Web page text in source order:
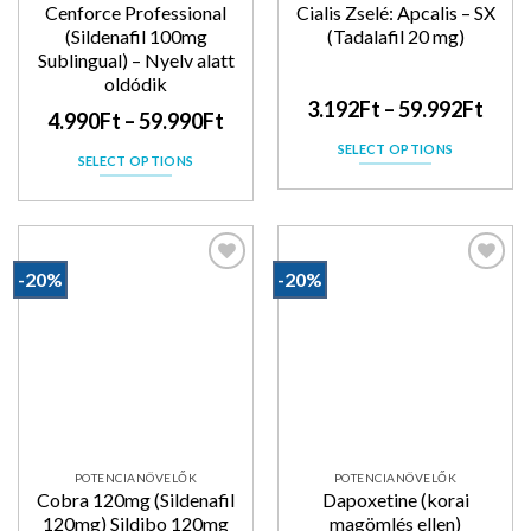
Cenforce Professional
(Sildenafil 100mg
Sublingual) – Nyelv alatt
oldódik
4.990Ft –59.990Ft
SELECT OPTIONS
Cialis Zselé: Apcalis – SX
(Tadalafil 20 mg)
3.192Ft –59.992Ft
SELECT OPTIONS
-20%
POTENCIANÖVELŐK
Cobra 120mg (Sildenafil
120mg) Sildibo 120mg
-20%
POTENCIANÖVELŐK
Dapoxetine (korai
magömlés ellen)